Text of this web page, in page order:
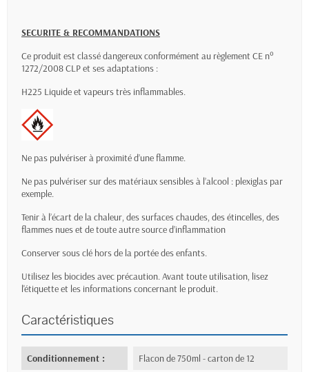
SECURITE & RECOMMANDATIONS
Ce produit est classé dangereux conformément au règlement CE n°
1272/2008 CLP et ses adaptations :
H225 Liquide et vapeurs très inflammables.
Ne pas pulvériser à proximité d’une flamme.
Ne pas pulvériser sur des matériaux sensibles à l’alcool : plexiglas par
exemple.
Tenir à l’écart de la chaleur, des surfaces chaudes, des étincelles, des
flammes nues et de toute autre source d’inflammation
Conserver sous clé hors de la portée des enfants.
Utilisez les biocides avec précaution. Avant toute utilisation, lisez
l'étiquette et les informations concernant le produit.
Caractéristiques
Conditionnement : Flacon de 750ml - carton de 12